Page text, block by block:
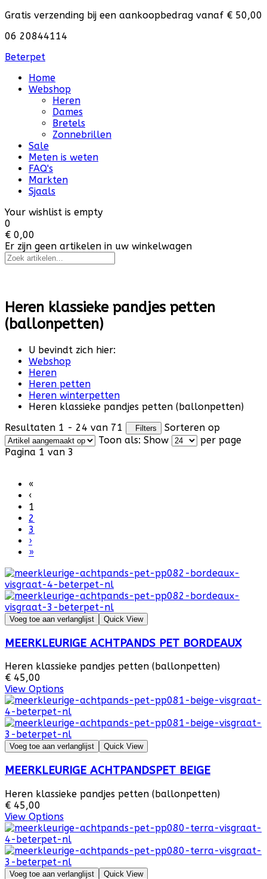
Gratis verzending bij een aankoopbedrag vanaf € 50,00
06 20844114
Beterpet
Home
Webshop
Heren
Dames
Bretels
Zonnebrillen
Sale
Meten is weten
FAQ's
Markten
Sjaals
Your wishlist is empty
0
€ 0,00
Er zijn geen artikelen in uw winkelwagen
Heren klassieke pandjes petten
(ballonpetten)
U bevindt zich hier:
Webshop
Heren
Heren petten
Heren winterpetten
Heren klassieke pandjes petten (ballonpetten)
Resultaten 1 - 24 van 71
Filters
Sorteren op
Toon als: Show
per page
Pagina 1 van 3
«
‹
1
2
3
›
»
Voeg toe aan verlanglijst Quick View
MEERKLEURIGE ACHTPANDS PET BORDEAUX
Heren klassieke pandjes petten (ballonpetten)
€ 45,00
View Options
Voeg toe aan verlanglijst Quick View
MEERKLEURIGE ACHTPANDSPET BEIGE
Heren klassieke pandjes petten (ballonpetten)
€ 45,00
View Options
Voeg toe aan verlanglijst Quick View